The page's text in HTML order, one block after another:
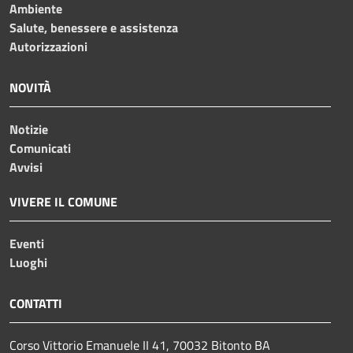
Ambiente
Salute, benessere e assistenza
Autorizzazioni
NOVITÀ
Notizie
Comunicati
Avvisi
VIVERE IL COMUNE
Eventi
Luoghi
CONTATTI
Corso Vittorio Emanuele II 41, 70032 Bitonto BA